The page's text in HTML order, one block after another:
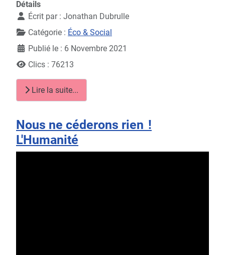
Détails
Écrit par : Jonathan Dubrulle
Catégorie : Éco & Social
Publié le : 6 Novembre 2021
Clics : 76213
Lire la suite...
Nous ne céderons rien !
L'Humanité